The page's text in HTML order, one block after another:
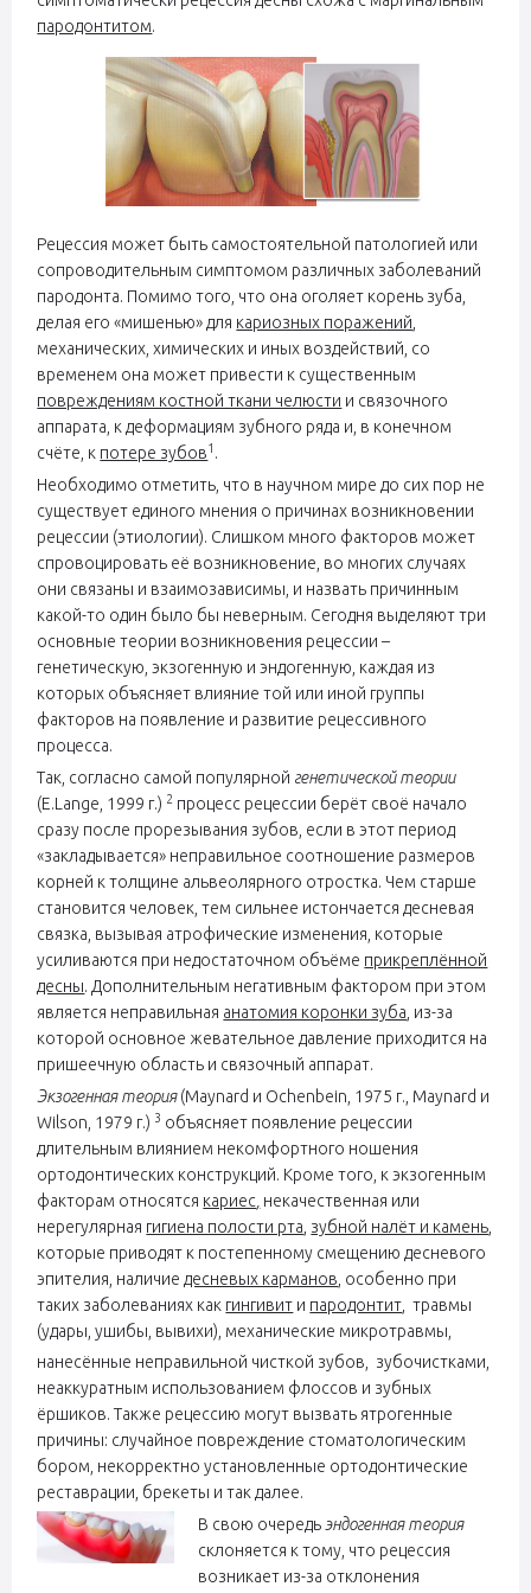
пародонтитом.
Рецессия может быть самостоятельной патологией или
сопроводительным симптомом различных заболеваний
пародонта. Помимо того, что она оголяет корень зуба,
делая его «мишенью» для кариозных поражений
механических, химических и иных воздействий, со
временем она может привести к существенным
повреждениям костной ткани челюсти и связочного
аппарата, к деформациям зубного ряда и, в конечном
счёте, к потере зубов1 .
Необходимо отметить, что в научном мире до сих пор не
существует единого мнения о причинах возникновении
рецессии (этиологии). Слишком много факторов может
спровоцировать её возникновение, во многих случаях
они связаны и взаимозависимы, и назвать причинным
какой-то один было бы неверным. Сегодня выделяют три
основные теории возникновения рецессии –
генетическую, экзогенную и эндогенную, каждая из
которых объясняет влияние той или иной группы
факторов на появление и развитие рецессивного
процесса.
Так, согласно самой популярной генетической теории
(E.Lange, 1999 г.) 2 процесс рецессии берёт своё начало
сразу после прорезывания зубов, если в этот период
«закладывается» неправильное соотношение размеров
корней к толщине альвеолярного отростка. Чем старше
становится человек, тем сильнее истончается десневая
связка, вызывая атрофические изменения, которые
усиливаются при недостаточном объёме прикреплённой
десны. Дополнительным негативным фактором при этом
является неправильная анатомия коронки зуба , из-за
которой основное жевательное давление приходится на
пришеечную область и связочный аппарат.
Экзогенная теория(Maynard и Ochenbein, 1975 г., Maynard и
Wilson, 1979 г.) 3 объясняет появление рецессии
длительным влиянием некомфортного ношения
ортодонтических конструкций. Кроме того, к экзогенным
факторам относятся кариес некачественная или
нерегулярная гигиена полости рта зубной налёт и камень
которые приводят к постепенному смещению десневого
эпителия, наличие десневых карманов , особенно при
таких заболеваниях как гингивит и пародонтит , травмы
(удары, ушибы, вывихи), механические микротравмы,
нанесённые неправильной чисткой зубов,
зубочистками,
неаккуратным использованием флоссов и зубных
ёршиков. Также рецессию могут вызвать ятрогенные
причины: случайное повреждение стоматологическим
бором, некорректно установленные ортодонтические
реставрации, брекеты и так далее.
В свою очередь эндогенная теория
склоняется к тому, что рецессия
возникает из-за отклонения